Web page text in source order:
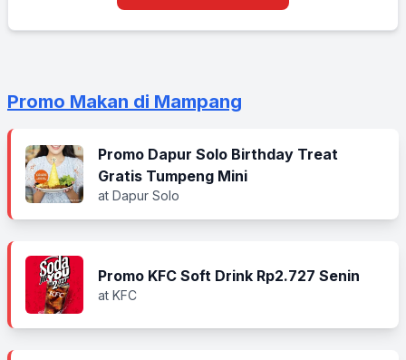
Promo Makan di Mampang
Promo Dapur Solo Birthday Treat
Gratis Tumpeng Mini
at Dapur Solo
Promo KFC Soft Drink Rp2.727 Senin
at KFC